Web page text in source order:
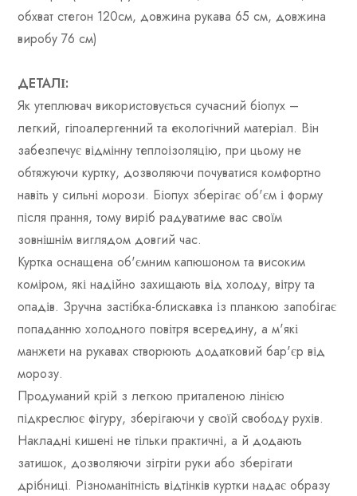
обхват стегон 120см, довжина рукава 65 см, довжина
виробу 76 см)
ДЕТАЛІ:
Як утеплювач використовується сучасний біопух –
легкий, гіпоалергенний та екологічний матеріал. Він
забезпечує відмінну теплоізоляцію, при цьому не
обтяжуючи куртку, дозволяючи почуватися комфортно
навіть у сильні морози. Біопух зберігає об'єм і форму
після прання, тому виріб радуватиме вас своїм
зовнішнім виглядом довгий час.
Куртка оснащена об'ємним капюшоном та високим
коміром, які надійно захищають від холоду, вітру та
опадів. Зручна застібка-блискавка із планкою запобігає
попаданню холодного повітря всередину, а м'які
манжети на рукавах створюють додатковий бар'єр від
морозу.
Продуманий крій з легкою приталеною лінією
підкреслює фігуру, зберігаючи у своїй свободу рухів.
Накладні кишені не тільки практичні, а й додають
затишок, дозволяючи зігріти руки або зберігати
дрібниці. Різноманітність відтінків куртки надає образу